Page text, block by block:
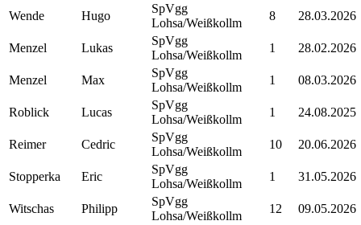
Wende
Hugo
SpVgg
Lohsa/Weißkollm
8 28.03.2026
Menzel Lukas
SpVgg
Lohsa/Weißkollm
1 28.02.2026
Menzel Max
SpVgg
Lohsa/Weißkollm
1 08.03.2026
Roblick Lucas
SpVgg
Lohsa/Weißkollm
1 24.08.2025
Reimer Cedric
SpVgg
Lohsa/Weißkollm
10 20.06.2026
Stopperka Eric
SpVgg
Lohsa/Weißkollm
1 31.05.2026
Witschas Philipp
SpVgg
Lohsa/Weißkollm
12 09.05.2026